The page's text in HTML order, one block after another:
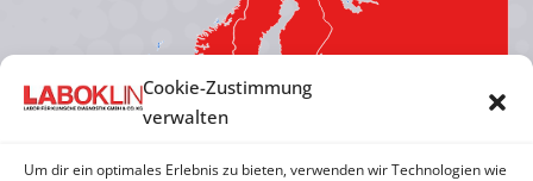
Cookie-Zustimmung
verwalten
Um dir ein optimales Erlebnis zu bieten, verwenden wir Technologien wie
windowwindow